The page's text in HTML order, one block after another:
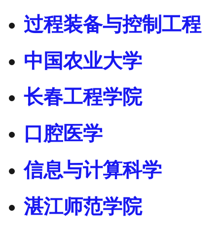
过程装备与控制工程
中国农业大学
长春工程学院
口腔医学
信息与计算科学
湛江师范学院